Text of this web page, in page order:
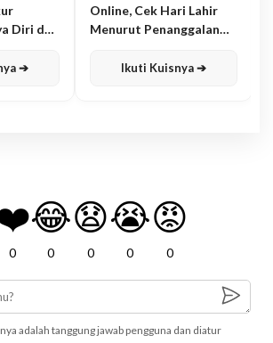
Diri dan
➔
Online, Cek Hari Lahir
Menurut Penanggalan
Ikuti Kuisnya ➔
0
😂
0
😧
0
😭
0
😡
0
adalah tanggung jawab pengguna dan diatur